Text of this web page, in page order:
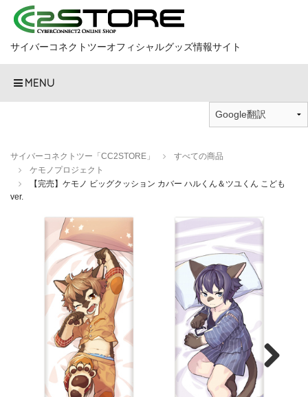
サイバーコネクトツーオフィシャルグッズ情報サイト
MENU
サイバーコネクトツー「CC2STORE」
すべての商品
ケモノプロジェクト
【完売】ケモノ ビッグクッション カバー ハルくん＆ツユくん こども
ver.